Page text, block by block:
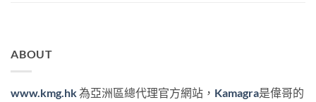
ABOUT
www.kmg.hk為亞洲區總代理官方網站， Kamagra是偉哥的